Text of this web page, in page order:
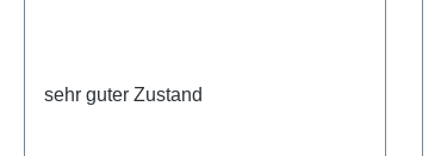
sehr guter Zustand